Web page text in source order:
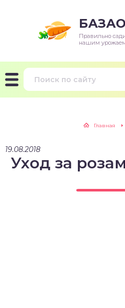
Правильно
нашим
Главная
19.08.2018
Уход за